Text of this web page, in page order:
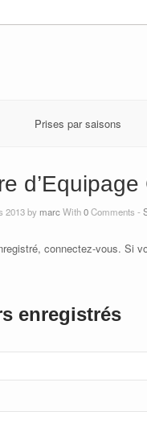
Prises par saisons
2013 by marcWith0Comments -
connectez-vous. Si
enregistrés